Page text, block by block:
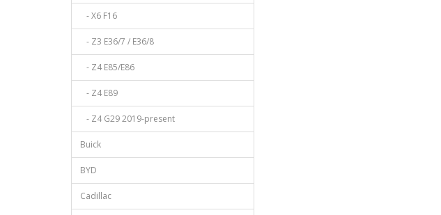
- X6 F16
- Z3 E36/7 / E36/8
- Z4 E85/E86
- Z4 E89
- Z4 G29 2019-present
Buick
BYD
Cadillac